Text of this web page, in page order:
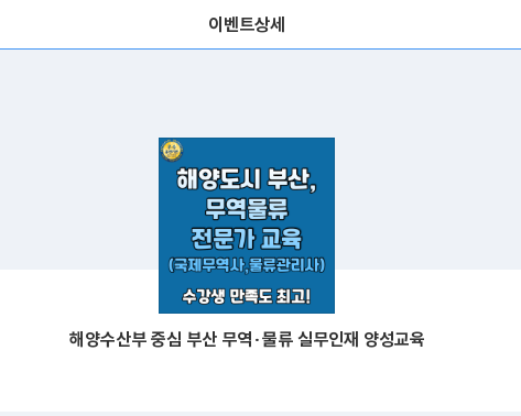
이벤트상세
해양수산부 중심 부산 무역·물류 실무인재 양성교육